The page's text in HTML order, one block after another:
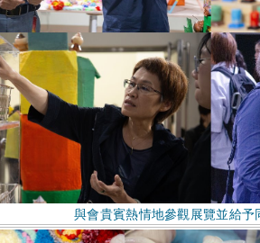
與會貴賓熱情地參觀展覽並給予